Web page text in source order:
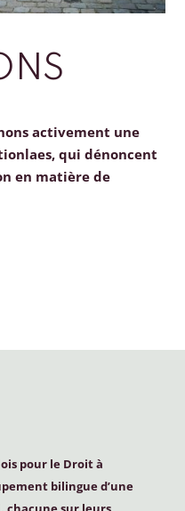
activement une
qui dénoncent
en matière de
pour le Droit à
bilingue d’une